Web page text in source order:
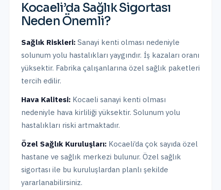
Kocaeli’da Sağlık Sigortası
Neden Önemli?
Sağlık Riskleri: Sanayi kenti olması nedeniyle
solunum yolu hastalıkları yaygındır. İş kazaları oranı
yüksektir. Fabrika çalışanlarına özel sağlık paketleri
tercih edilir.
Hava Kalitesi: Kocaeli sanayi kenti olması
nedeniyle hava kirliliği yüksektir. Solunum yolu
hastalıkları riski artmaktadır.
Özel Sağlık Kuruluşları: Kocaeli’da çok sayıda özel
hastane ve sağlık merkezi bulunur. Özel sağlık
sigortası ile bu kuruluşlardan planlı şekilde
yararlanabilirsiniz.